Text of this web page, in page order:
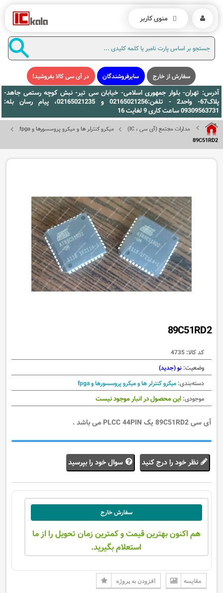
سفارش از خارج سایرفروشندگان در آی سی کالا بفروشید!
آدرس: تهران- بلوار جمهوری اسلامی- خیابان سی تیر- نبش کوچه رستمی جاهد-
پلاک67- واحد2 - تلفن:02165021256 و 02165021235، پیام رسان بله:
09309563731 ساعت کاری 9 لغایت 16
مدارات مجتمع (آی سی ، IC)
میکرو کنترلر ها و میکرو پروسسورها و fpga
89C51RD2
89C51RD2
کد کالا: 4735
وضعیت: نو (جدید)
دسته‌بندی: میکرو کنترلر ها و میکرو پروسسورها و fpga
موجودی: این محصول در انبار موجود نیست
آی سی 89C51RD2 یک PLCC 44PIN می باشد .
نظر خود را درج کنید سوال خود را بپرسید
سفارش خارج
هم اکنون بهترین قیمت و کمترین زمان تحویل را از ما
استعلام بگیرید.
مقایسه افزودن به پروژه
منوی کاربر